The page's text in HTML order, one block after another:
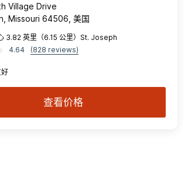
Village Drive
Missouri 64506, 美国
3.82 英里（6.15 公里）St. Joseph
4.64
(828 reviews)
查看价格